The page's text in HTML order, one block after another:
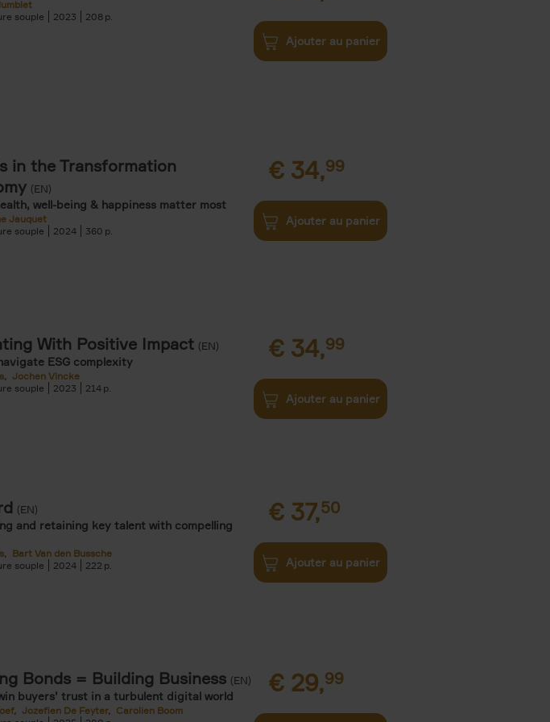
souple
2023 208
Ajouter au panier
in the Transformation
(EN)
well-being & happiness matter most
Jauquet
souple
2024 360
€ 34,99
Ajouter au panier
With Positive Impact (EN)
ESG complexity
Jochen Vincke
souple
2023 214
€ 34,99
Ajouter au panier
(EN)
and retaining key talent with compelling
Bart Van den Bussche
souple
2024 222
€ 37,50
Ajouter au panier
Bonds = Building Business (EN)
buyers’ trust in a turbulent digital world
Jozefien De Feyter
Carolien Boom
€ 29,99